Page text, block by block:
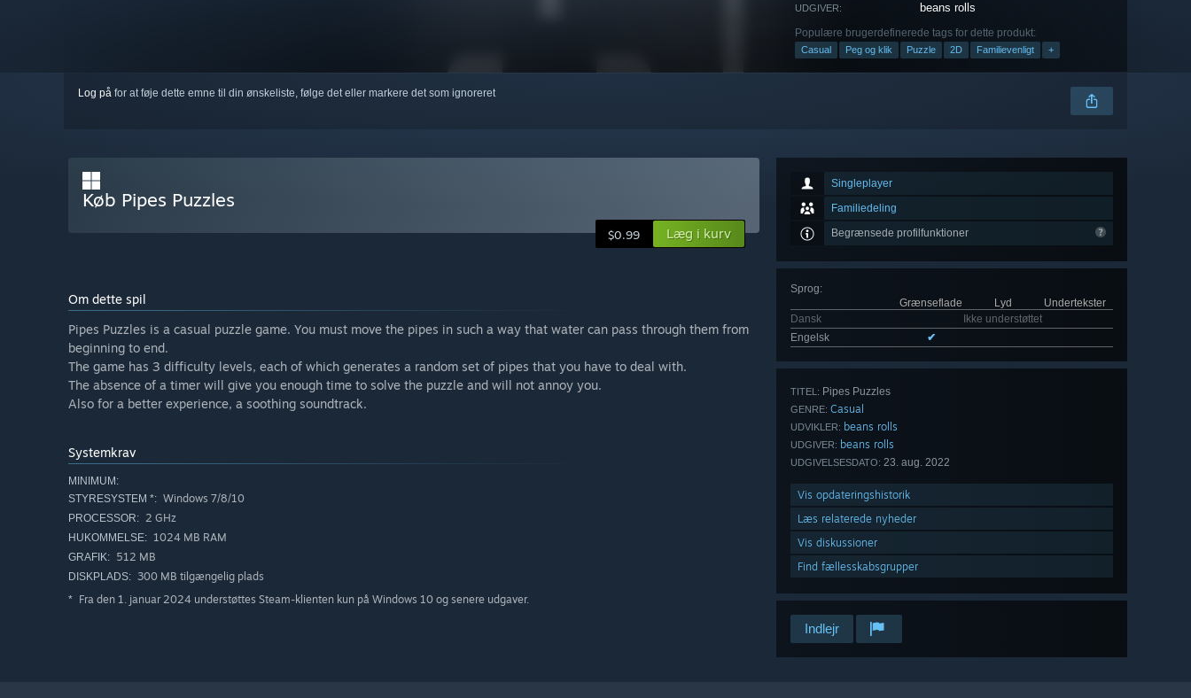
UDGIVER: beans rolls
Populære brugerdefinerede tags for dette produkt:
Casual Peg og klik Puzzle 2D Familievenligt +
Log på for at føje dette emne til din ønskeliste, følge det eller markere det som ignoreret
Singleplayer
Familiedeling
Begrænsede profilfunktioner
Sprog:
Grænseflade
Lyd
Undertekster
Dansk
Ikke understøttet
Engelsk
✔
TITEL: Pipes Puzzles
GENRE: Casual
UDVIKLER: beans rolls
UDGIVER: beans rolls
UDGIVELSESDATO: 23. aug. 2022
Vis opdateringshistorik
Læs relaterede nyheder
Vis diskussioner
Find fællesskabsgrupper
Indlejr
Køb Pipes Puzzles
$0.99 Læg i kurv
Om dette spil
Pipes Puzzles is a casual puzzle game. You must move the pipes in such a way that water can pass through them from
beginning to end.
The game has 3 difficulty levels, each of which generates a random set of pipes that you have to deal with.
The absence of a timer will give you enough time to solve the puzzle and will not annoy you.
Also for a better experience, a soothing soundtrack.
Systemkrav
MINIMUM:
STYRESYSTEM *: Windows 7/8/10
PROCESSOR: 2 GHz
HUKOMMELSE: 1024 MB RAM
GRAFIK: 512 MB
DISKPLADS: 300 MB tilgængelig plads
* Fra den 1. januar 2024 understøttes Steam-klienten kun på Windows 10 og senere udgaver.